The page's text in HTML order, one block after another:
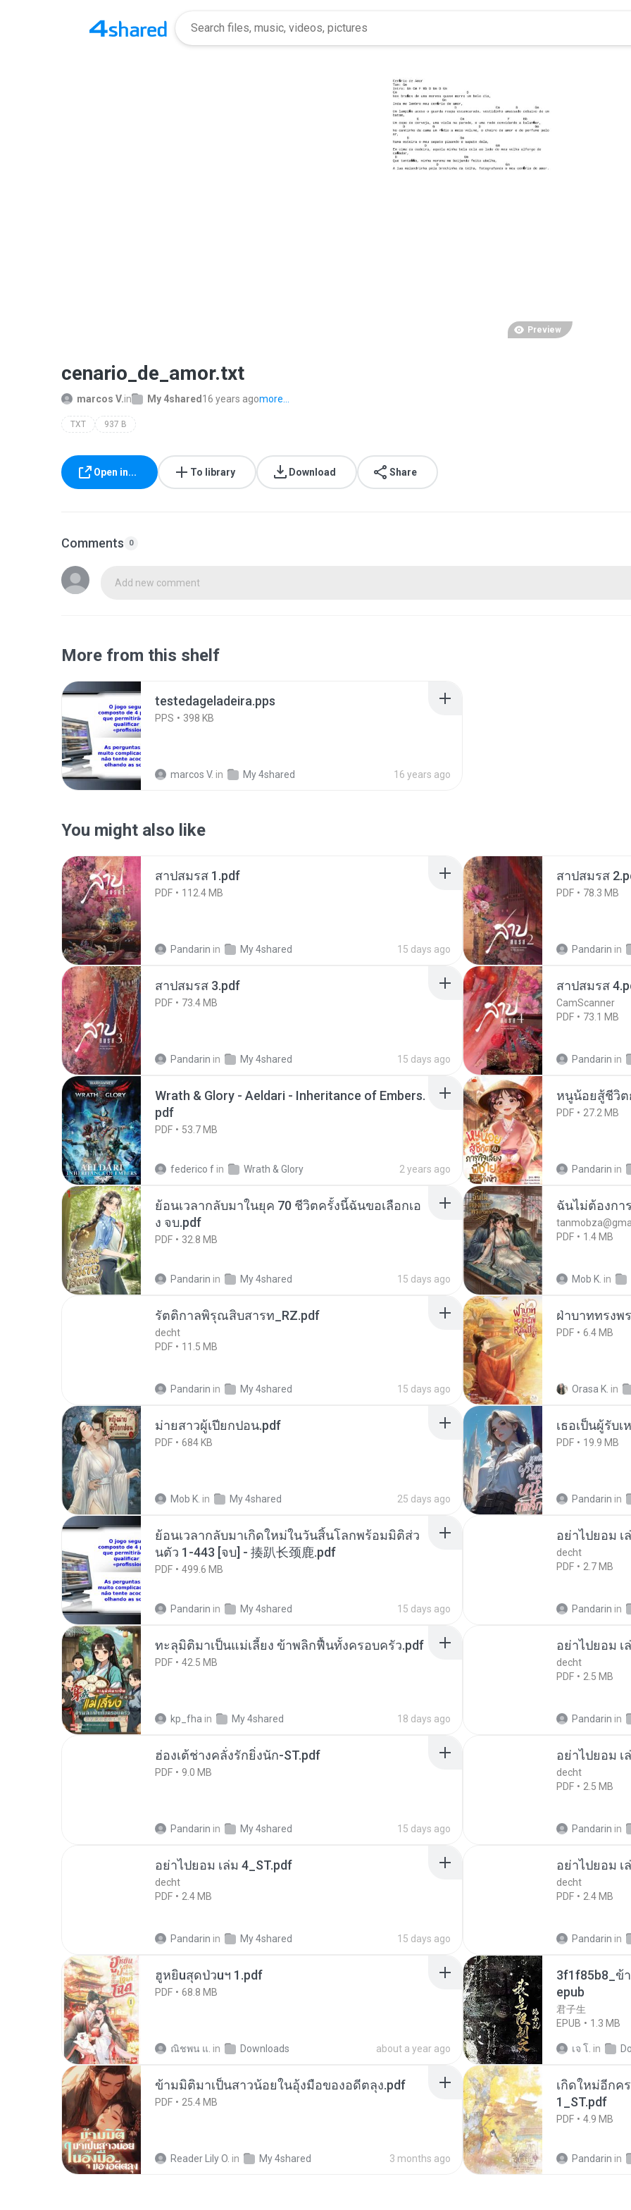
Preview
cenario_de_amor.txt
marcos V.in My 4shared 16 years agomore...
TXT 937 B
Open in... To library Download Share
Comments 0
Add new comment
More from this shelf
testedageladeira.pps
PPS 398 KB
marcos V. in My 4shared 16 years ago
You might also like
สาปสมรส 1.pdf
PDF 112.4 MB
Pandarin in My 4shared 15 days ago
สาปสมรส
PDF 78.3 MB
Pandarin in
สาปสมรส 3.pdf
PDF 73.4 MB
Pandarin in My 4shared 15 days ago
สาปสมรส
CamScanner
PDF
73.1 MB
Pandarin in
Wrath & Glory - Aeldari - Inheritance of Embers.
pdf
PDF 53.7 MB
federico f in Wrath & Glory 2 years ago
หนูน้อยสู้ชีวิต
PDF 27.2 MB
Pandarin in
ย้อนเวลากลับมาในยุค 70 ชีวิตครั้งนี้ฉันขอเลือกเอ
ง จบ.pdf
PDF 32.8 MB
Pandarin in My 4shared 15 days ago
ฉันไม่ต้องกา
PDF
1.4 MB
Mob K. in
รัตติกาลพิรุณสิบสารท_RZ.pdf
decht
PDF
11.5 MB
Pandarin in My 4shared 15 days ago
ฝ่าบาททรงพ
PDF 6.4 MB
Orasa K. in
ม่ายสาวผู้เปียกปอน.pdf
PDF 684 KB
Mob K. in My 4shared 25 days ago
เธอเป็นผู้รับ
PDF 19.9 MB
Pandarin in
ย้อนเวลากลับมาเกิดใหม่ในวันสิ้นโลกพร้อมมิติส่ว
นตัว 1-443 [จบ] - 揍趴长颈鹿.pdf
PDF 499.6 MB
Pandarin in My 4shared 15 days ago
อย่าไปยอม เ
decht
PDF
2.7 MB
Pandarin in
ทะลุมิติมาเป็นแม่เลี้ยง ข้าพลิกฟื้นทั้งครอบครัว.pdf
PDF 42.5 MB
kp_fha in My 4shared 18 days ago
อย่าไปยอม เ
decht
PDF
2.5 MB
Pandarin in
ฮ่องเต้ช่างคลั่งรักยิ่งนัก-ST.pdf
PDF 9.0 MB
Pandarin in My 4shared 15 days ago
อย่าไปยอม เ
decht
PDF
2.5 MB
Pandarin in
อย่าไปยอม เล่ม 4_ST.pdf
decht
PDF
2.4 MB
Pandarin in My 4shared 15 days ago
อย่าไปยอม เ
decht
PDF
2.4 MB
Pandarin in
ฮูหยิuสุดป่วuฯ 1.pdf
PDF 68.8 MB
ณิชพน แ. in Downloads about a year ago
3f1f85b8_ข้
epub
君子生
EPUB
1.3 MB
เจ โ. in
ข้ามมิติมาเป็นสาวน้อยในอุ้งมือของอดีตลุง.pdf
PDF 25.4 MB
Reader Lily O. in My 4shared 3 months ago
เกิดใหม่อีกค
1_ST.pdf
PDF 4.9 MB
Pandarin in